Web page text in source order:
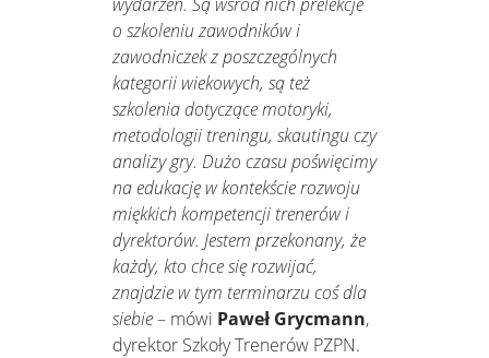
o szkoleniu zawodników i
zawodniczek z poszczególnych
kategorii wiekowych, są też
szkolenia dotyczące motoryki,
metodologii treningu, skautingu czy
analizy gry. Dużo czasu poświęcimy
na edukację w kontekście rozwoju
miękkich kompetencji trenerów i
dyrektorów. Jestem przekonany, że
każdy, kto chce się rozwijać,
znajdzie w tym terminarzu coś dla
siebie– mówi Paweł Grycmann,
dyrektor Szkoły Trenerów PZPN.